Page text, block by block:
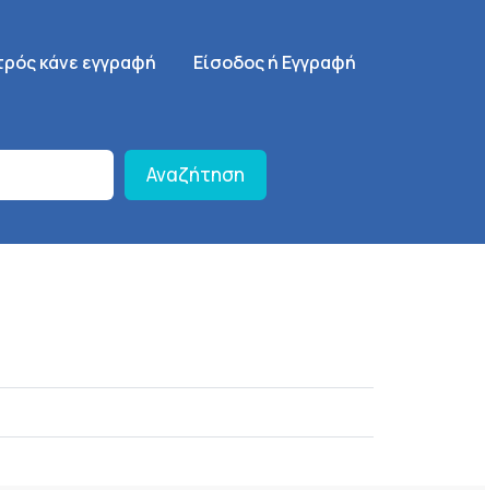
κάνε εγγραφή SignUp Menu
Είσοδος ή Εγγραφή
Αναζήτηση